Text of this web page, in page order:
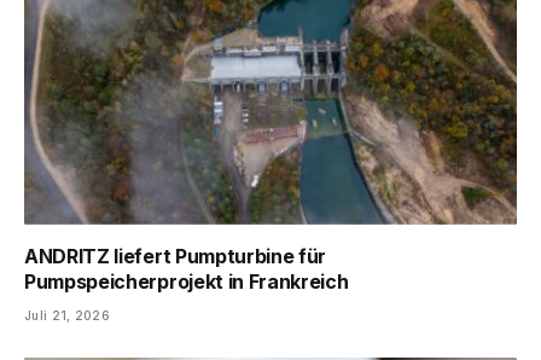
ANDRITZ liefert Pumpturbine für
Pumpspeicherprojekt in Frankreich
Juli 21, 2026